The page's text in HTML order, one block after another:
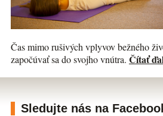
Čas mimo rušivých vplyvov bežného
započúvať sa do svojho vnútra. Čítať
Sledujte nás na